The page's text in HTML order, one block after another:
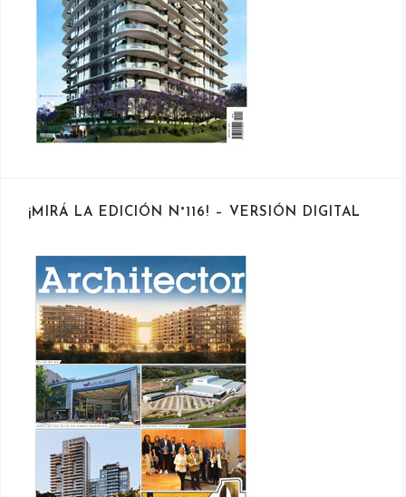
¡MIRÁ LA EDICIÓN N°116! – VERSIÓN DIGITAL